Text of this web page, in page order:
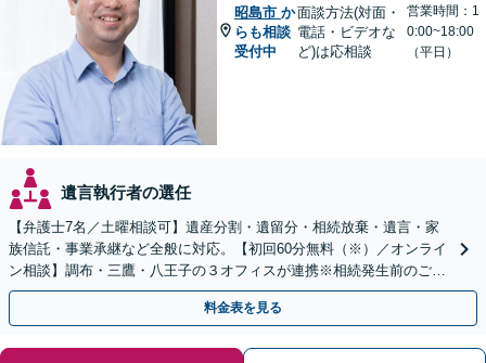
昭島市 か
らも相談
受付中
面談方法(対面・
電話・ビデオな
ど)は応相談
営業時間：1
0:00~18:00
（平日）
遺言執行者の選任
【弁護士7名／土曜相談可】遺産分割・遺留分・相続放棄・遺言・家
族信託・事業承継など全般に対応。【初回60分無料（※）／オンライ
ン相談】調布・三鷹・八王子の３オフィスが連携※相続発生前のご相
談など有料相談になるものもございます。
料金表を見る